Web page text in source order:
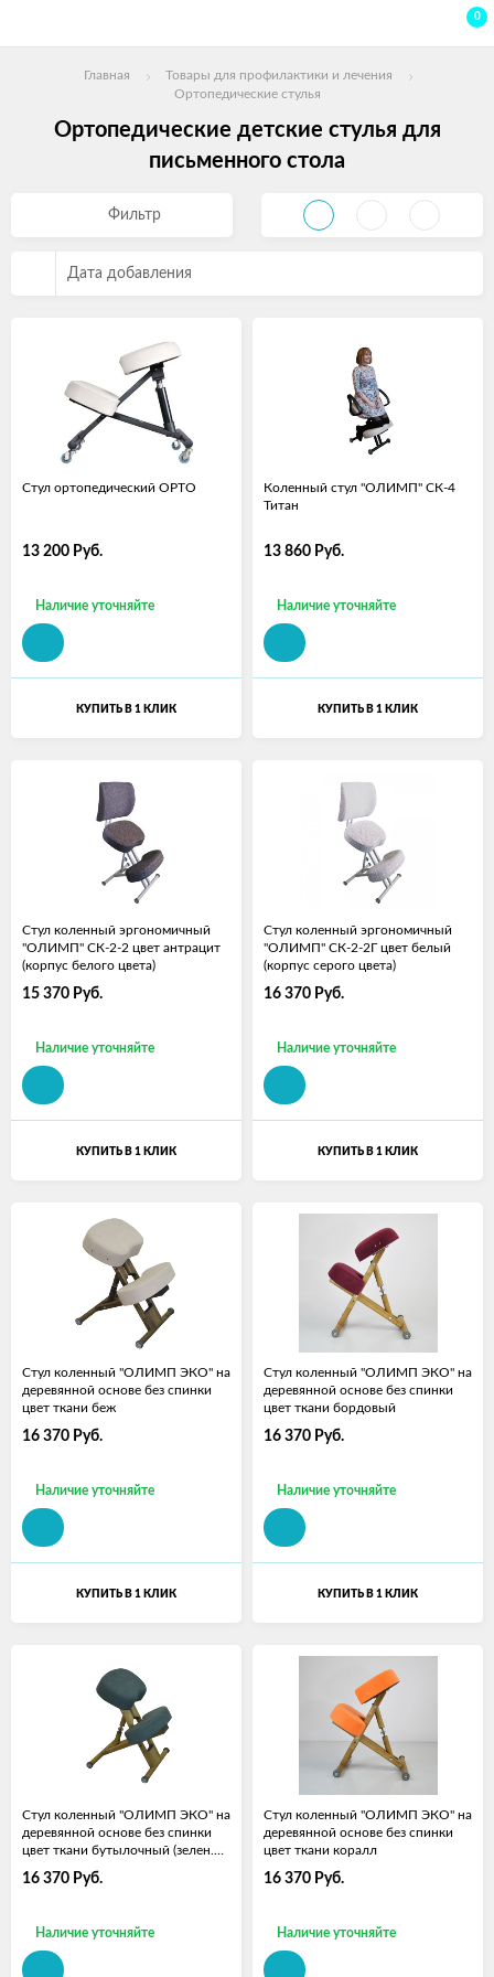
0
Главная
Товары для профилактики и лечения
Ортопедические стулья
Ортопедические детские стулья для
письменного стола
Фильтр
Дата добавления
Стул ортопедический ОРТО
13 200 Руб.
Наличие уточняйте
КУПИТЬ В 1 КЛИК
Коленный стул "ОЛИМП" СК-4
Титан
13 860 Руб.
Наличие уточняйте
КУПИТЬ В 1 КЛИК
Стул коленный эргономичный
"ОЛИМП" СК-2-2 цвет антрацит
(корпус белого цвета)
15 370 Руб.
Наличие уточняйте
КУПИТЬ В 1 КЛИК
Стул коленный эргономичный
"ОЛИМП" СК-2-2Г цвет белый
(корпус серого цвета)
16 370 Руб.
Наличие уточняйте
КУПИТЬ В 1 КЛИК
Стул коленный "ОЛИМП ЭКО" на
деревянной основе без спинки
цвет ткани беж
16 370 Руб.
Наличие уточняйте
КУПИТЬ В 1 КЛИК
Стул коленный "ОЛИМП ЭКО" на
деревянной основе без спинки
цвет ткани бордовый
16 370 Руб.
Наличие уточняйте
КУПИТЬ В 1 КЛИК
Стул коленный "ОЛИМП ЭКО" на
деревянной основе без спинки
цвет ткани бутылочный (зелен.
16 370 Руб.
Наличие уточняйте
Стул коленный "ОЛИМП ЭКО" на
деревянной основе без спинки
цвет ткани коралл
16 370 Руб.
Наличие уточняйте